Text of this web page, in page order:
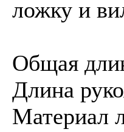
ложку и
Общая
Длина
Материал